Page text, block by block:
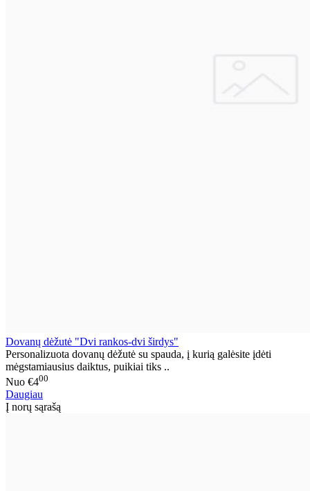
Dovanų dėžutė "Dvi rankos-dvi širdys"
Personalizuota dovanų dėžutė su spauda, į kurią galėsite įdėti
mėgstamiausius daiktus, puikiai tiks ..
Nuo €400
Daugiau
Į norų sąrašą